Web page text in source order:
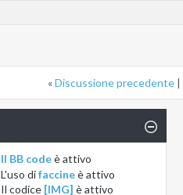
«Discussione precedente |
Il BB codeèattivo
L'uso difaccineèattivo
Il codice [IMG] èattivo